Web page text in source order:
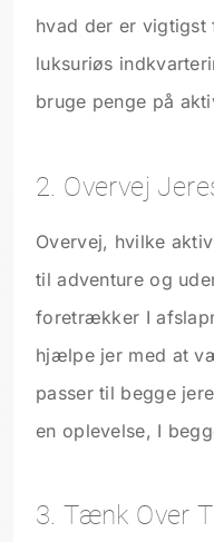
hvad der er vigtigst
luksuriøs
bruge penge på
2. Overvej
Overvej, hvilke
til adventure og
foretrækker I
hjælpe jer med at
passer til begge
en oplevelse, I
3. Tænk Over